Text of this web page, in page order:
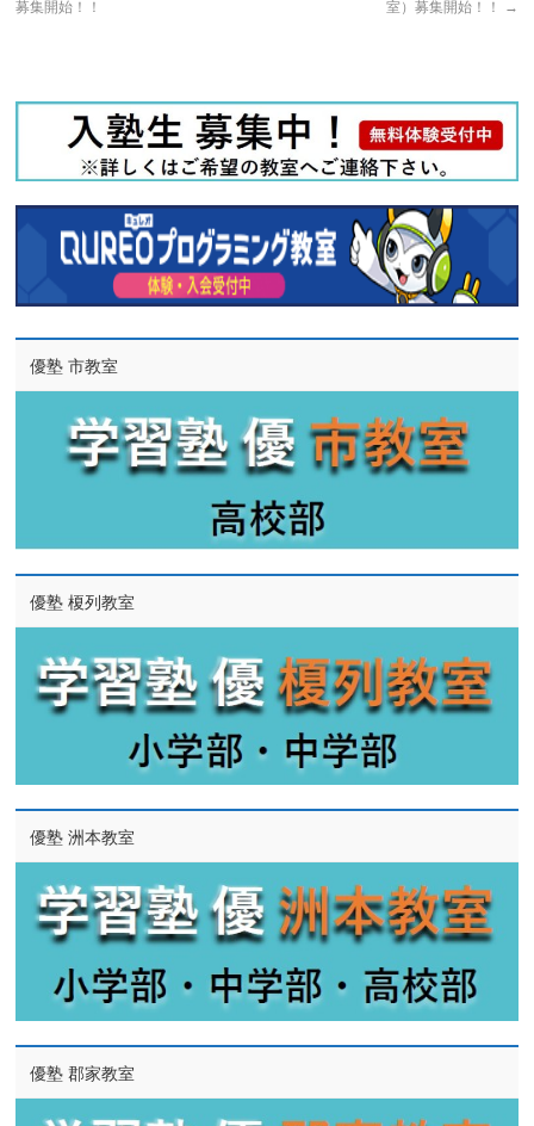
募集開始！！
室）募集開始！！
→
優塾 市教室
優塾 榎列教室
優塾 洲本教室
優塾 郡家教室